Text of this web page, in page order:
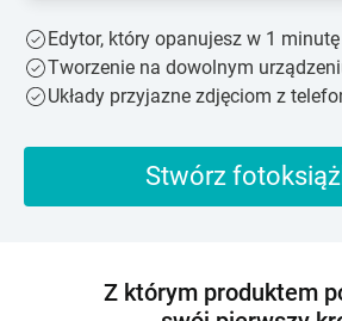
Edytor, który opanujesz w 1 minutę
Tworzenie na dowolnym
Układy przyjazne zdjęciom z
Stwórz
Z którym produktem